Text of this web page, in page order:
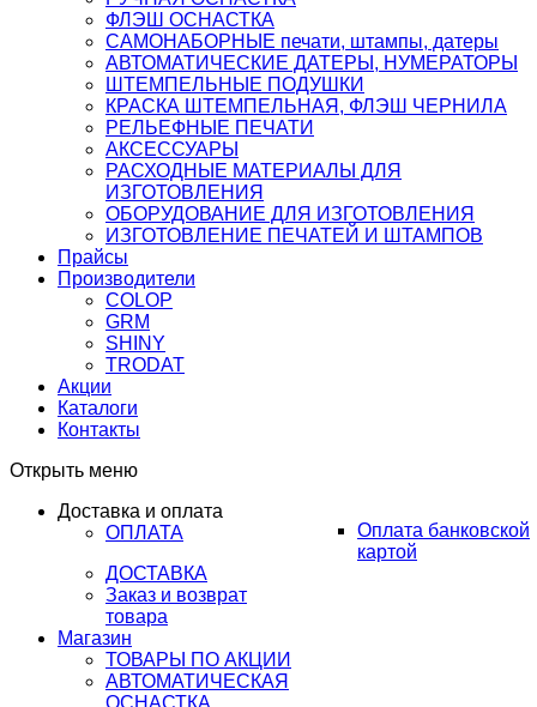
ФЛЭШ ОСНАСТКА
САМОНАБОРНЫЕ печати, штампы, датеры
АВТОМАТИЧЕСКИЕ ДАТЕРЫ, НУМЕРАТОРЫ
ШТЕМПЕЛЬНЫЕ ПОДУШКИ
КРАСКА ШТЕМПЕЛЬНАЯ, ФЛЭШ ЧЕРНИЛА
РЕЛЬЕФНЫЕ ПЕЧАТИ
АКСЕССУАРЫ
РАСХОДНЫЕ МАТЕРИАЛЫ ДЛЯ
ИЗГОТОВЛЕНИЯ
ОБОРУДОВАНИЕ ДЛЯ ИЗГОТОВЛЕНИЯ
ИЗГОТОВЛЕНИЕ ПЕЧАТЕЙ И ШТАМПОВ
Прайсы
Производители
COLOP
GRM
SHINY
TRODAT
Акции
Каталоги
Контакты
Открыть меню
Доставка и оплата
ОПЛАТА
Оплата банковской
картой
ДОСТАВКА
Заказ и возврат
товара
Магазин
ТОВАРЫ ПО АКЦИИ
АВТОМАТИЧЕСКАЯ
ОСНАСТКА